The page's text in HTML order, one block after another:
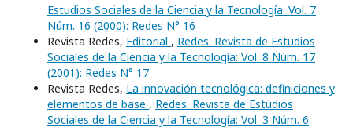
Estudios Sociales de la Ciencia y la Tecnología: Vol. 7
Núm. 16 (2000): Redes N° 16
Revista Redes, Editorial , Redes. Revista de Estudios
Sociales de la Ciencia y la Tecnología: Vol. 8 Núm. 17
(2001): Redes N° 17
Revista Redes, La innovación tecnológica: definiciones y
elementos de base , Redes. Revista de Estudios
Sociales de la Ciencia y la Tecnología: Vol. 3 Núm. 6